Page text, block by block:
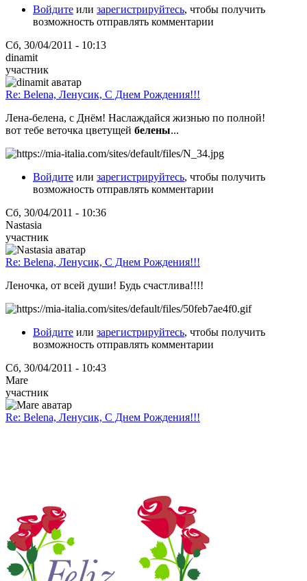
Войдите или зарегистрируйтесь, чтобы получить
возможность отправлять комментарии
Сб, 30/04/2011 - 10:13
dinamit
участник
Re: Belena, Ленусик, С Днем Рождения!!!
Лена-белена, с Днём! Наслаждайся жизнью по полной!
вот тебе веточка цветущей белены...
Войдите или зарегистрируйтесь, чтобы получить
возможность отправлять комментарии
Сб, 30/04/2011 - 10:36
Nastasia
участник
Re: Belena, Ленусик, С Днем Рождения!!!
Леночка, от всей души! Будь счастлива!!!!
Войдите или зарегистрируйтесь, чтобы получить
возможность отправлять комментарии
Сб, 30/04/2011 - 10:43
Mare
участник
Re: Belena, Ленусик, С Днем Рождения!!!